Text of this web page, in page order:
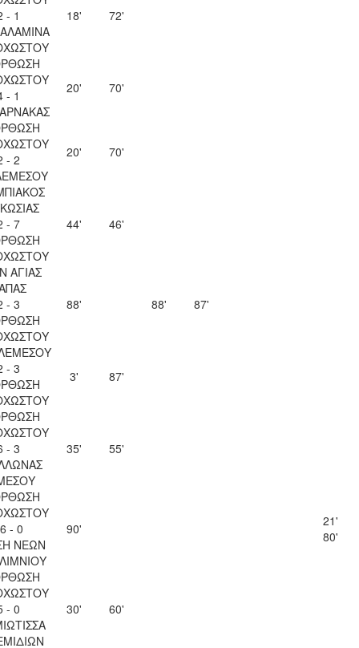
- 1
18' 72'
- 1
20' 70'
- 2
20' 70'
- 7
44' 46'
ΑΓΙΑΣ
- 3
88' 88' 87'
- 3
3' 87'
- 3
35' 55'
- 0
ΝΕΩΝ
90'
21'
80'
- 0
30' 60'